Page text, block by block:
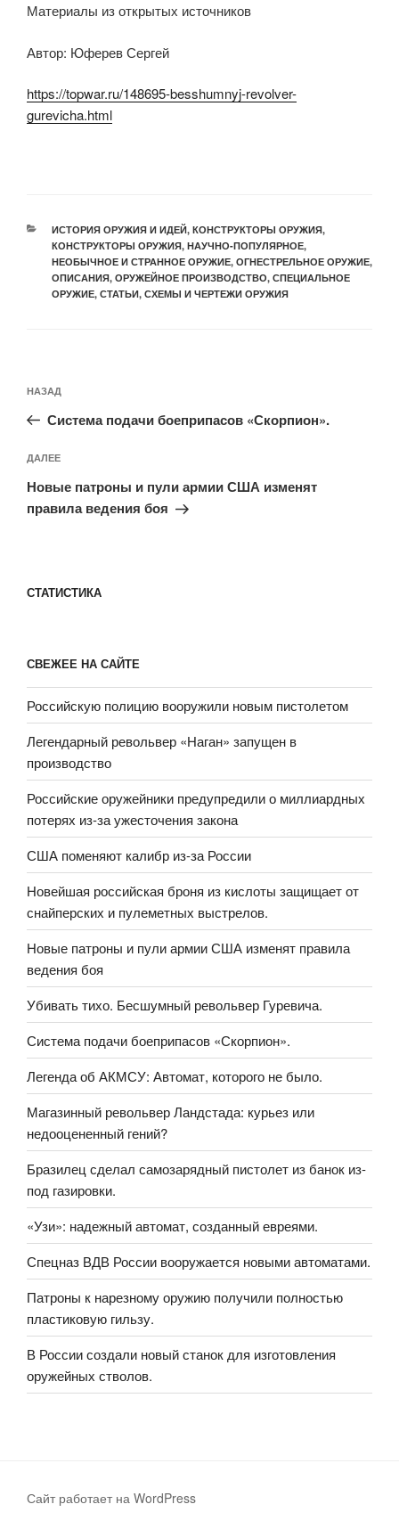
Материалы из открытых источников
Автор: Юферев Сергей
https://topwar.ru/148695-besshumnyj-revolver-
gurevicha.html
РУБРИКИ
ИСТОРИЯ ОРУЖИЯ И ИДЕЙ, КОНСТРУКТОРЫ ОРУЖИЯ,
КОНСТРУКТОРЫ ОРУЖИЯ, НАУЧНО-ПОПУЛЯРНОЕ,
НЕОБЫЧНОЕ И СТРАННОЕ ОРУЖИЕ, ОГНЕСТРЕЛЬНОЕ ОРУЖИЕ,
ОПИСАНИЯ, ОРУЖЕЙНОЕ ПРОИЗВОДСТВО, СПЕЦИАЛЬНОЕ
ОРУЖИЕ, СТАТЬИ, СХЕМЫ И ЧЕРТЕЖИ ОРУЖИЯ
по
записям
Предыдущая
запись:
НАЗАД
Система подачи боеприпасов «Скорпион».
Следующая
запись
ДАЛЕЕ
Новые патроны и пули армии США изменят
правила ведения боя
СТАТИСТИКА
СВЕЖЕЕ НА САЙТЕ
Российскую полицию вооружили новым пистолетом
Легендарный револьвер «Наган» запущен в
производство
Российские оружейники предупредили о миллиардных
потерях из-за ужесточения закона
США поменяют калибр из-за России
Новейшая российская броня из кислоты защищает от
снайперских и пулеметных выстрелов.
Новые патроны и пули армии США изменят правила
ведения боя
Убивать тихо. Бесшумный револьвер Гуревича.
Система подачи боеприпасов «Скорпион».
Легенда об АКМСУ: Автомат, которого не было.
Магазинный револьвер Ландстада: курьез или
недооцененный гений?
Бразилец сделал самозарядный пистолет из банок из-
под газировки.
«Узи»: надежный автомат, созданный евреями.
Спецназ ВДВ России вооружается новыми автоматами.
Патроны к нарезному оружию получили полностью
пластиковую гильзу.
В России создали новый станок для изготовления
оружейных стволов.
Сайт работает на WordPress